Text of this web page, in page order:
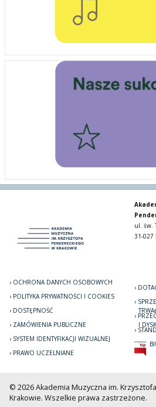
ul. św.
31-027
OCHRONA DANYCH OSOBOWYCH
POLITYKA PRYWATNOŚCI I COOKIES
DOSTĘPNOŚĆ
ZAMÓWIENIA PUBLICZNE
SYSTEM IDENTYFIKACJI WIZUALNEJ
PRAWO UCZELNIANE
I
© 2026 Akademia Muzyczna im.
Krakowie. Wszelkie prawa zastrzeżone.